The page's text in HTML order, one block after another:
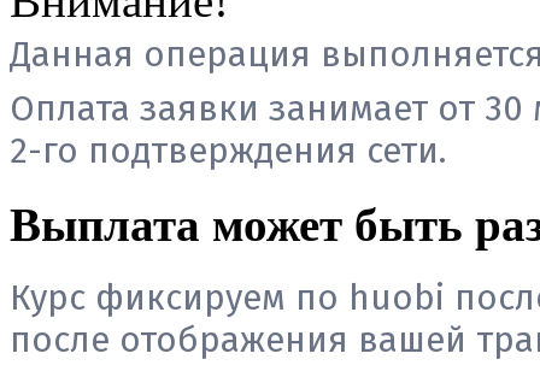
Данная операция
Оплата заявки занимает от
2-го подтверждения сети.
Выплата может быть
Курс фиксируем по huobi
после отображения вашей